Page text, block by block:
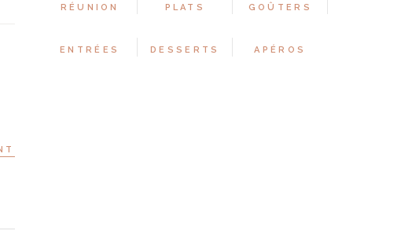
RÉUNION PLATS GOÛTERS
ENTRÉES DESSERTS APÉROS